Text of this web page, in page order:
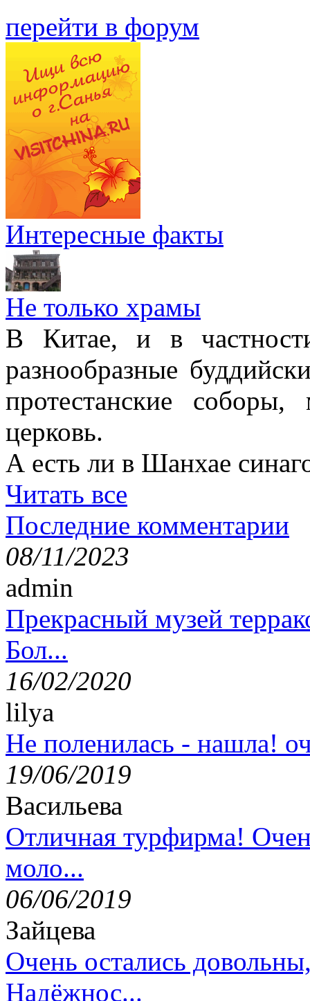
перейти в форум
Интересные факты
Не только храмы
В Китае, и в
разнообразные
протестанские
церковь.
А есть ли в Шанхае
Читать все
Последние комментарии
08/11/2023
admin
Прекрасный музей
Бол...
16/02/2020
lilya
Не поленилась - нашла!
19/06/2019
Васильева
Отличная турфирма!
моло...
06/06/2019
Зайцева
Очень остались
Надёжнос...